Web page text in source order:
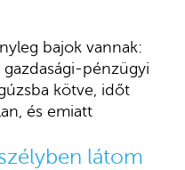
bajok vannak:
pénzügyi
kötve, időt
és emiatt
látom